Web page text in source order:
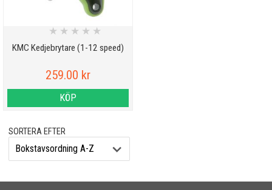
KMC Kedjebrytare (1-12 speed)
★ ★ ★ ★ ★
259.00 kr
KÖP
SORTERA EFTER